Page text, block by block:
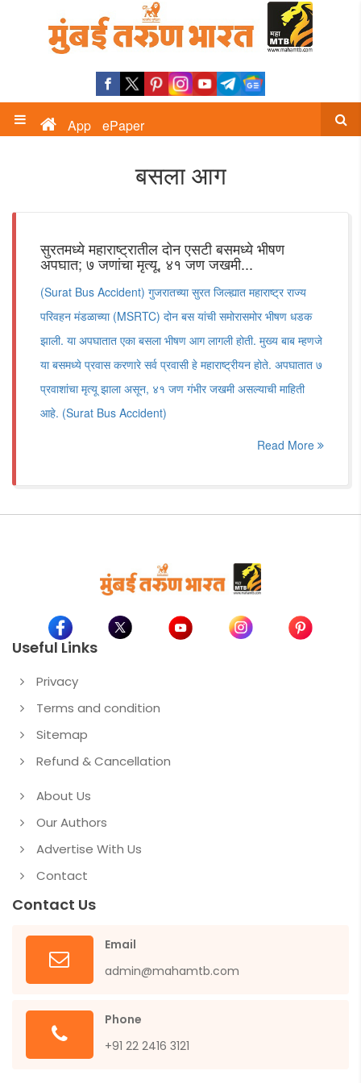
App ePaper
बसला आग
सुरतमध्ये महाराष्ट्रातील दोन एसटी बसमध्ये भीषण
अपघात; ७ जणांचा मृत्यू, ४१ जण जखमी...
(Surat Bus Accident) गुजरातच्या सुरत जिल्ह्यात महाराष्ट्र राज्य
परिवहन मंडळाच्या (MSRTC) दोन बस यांची समोरासमोर भीषण धडक
झाली. या अपघातात एका बसला भीषण आग लागली होती. मुख्य बाब म्हणजे
या बसमध्ये प्रवास करणारे सर्व प्रवासी हे महाराष्ट्रीयन होते. अपघातात ७
प्रवाशांचा मृत्यू झाला असून, ४१ जण गंभीर जखमी असल्याची माहिती
आहे. (Surat Bus Accident)
Read More
Useful Links
Privacy
Terms and condition
Sitemap
Refund & Cancellation
About Us
Our Authors
Advertise With Us
Contact
Contact Us
Email
admin@mahamtb.com
Phone
+91 22 2416 3121